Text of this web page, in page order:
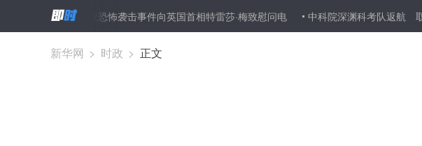
强就伦敦恐怖袭击事件向英国首相特雷莎·梅致慰问电 中科院深渊科考队返航 取得多项世
新华网 > 时政 > 正文